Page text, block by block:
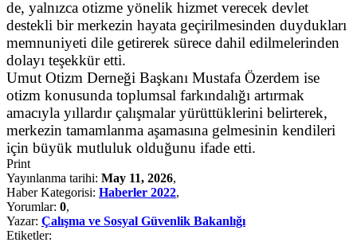
de, yalnızca otizme yönelik hizmet verecek devlet
destekli bir merkezin hayata geçirilmesinden duydukları
memnuniyeti dile getirerek sürece dahil edilmelerinden
dolayı teşekkür etti.
Umut Otizm Derneği Başkanı Mustafa Özerdem ise
otizm konusunda toplumsal farkındalığı artırmak
amacıyla yıllardır çalışmalar yürüttüklerini belirterek,
merkezin tamamlanma aşamasına gelmesinin kendileri
için büyük mutluluk olduğunu ifade etti.
Print
Yayınlanma tarihi: May 11, 2026,
Haber Kategorisi: Haberler 2022,
Yorumlar: 0,
Yazar: Çalışma ve Sosyal Güvenlik Bakanlığı
Etiketler: